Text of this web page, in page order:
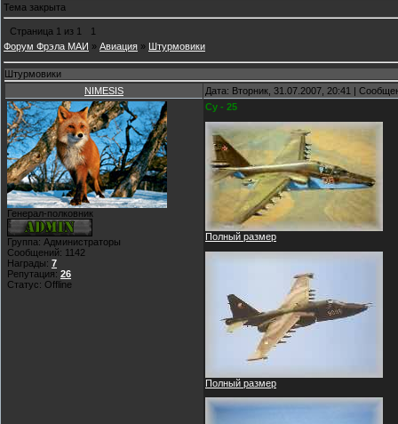
Тема закрыта
Страница 1 из 1
1
Форум Фрэла МАИ » Авиация » Штурмовики
Штурмовики
NIMESIS
Дата: Вторник, 31.07.2007, 20:41 |
Генерал-полковник
Группа: Администраторы
Сообщений: 1142
Награды: 7
Репутация: 26
Статус: Offline
Су - 25
Полный размер
Полный размер